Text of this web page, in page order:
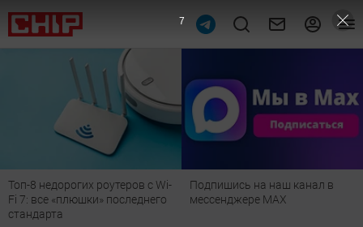
роутеров с Wi-
«плюшки» последнего
Подпишись на наш канал в
мессенджере МАХ
6